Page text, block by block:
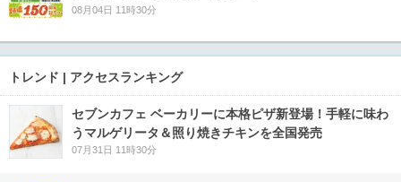
08月04日 11時30分
トレンド | アクセスランキング
セブンカフェ ベーカリーに本格ピザ新登場！手軽に味わ
うマルゲリータ＆照り焼きチキンを全国発売
07月31日 11時30分